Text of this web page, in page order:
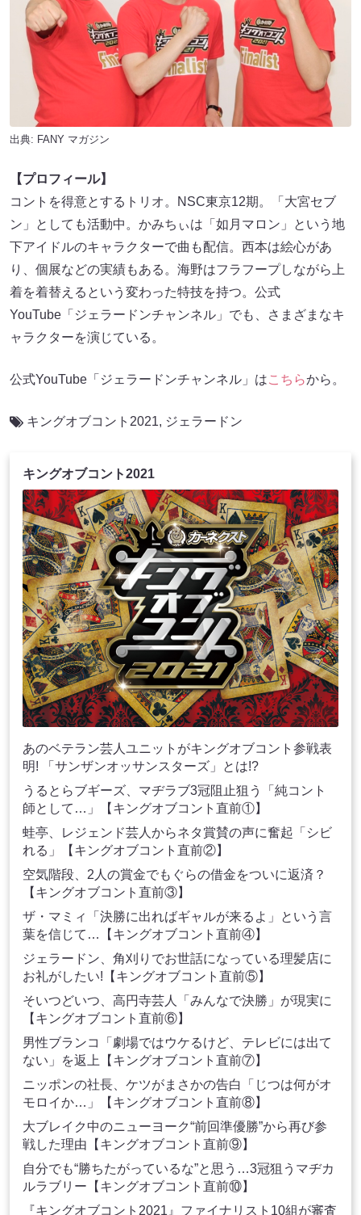
出典: FANY マガジン
【プロフィール】
コントを得意とするトリオ。NSC東京12期。「大宮セブ
ン」としても活動中。かみちぃは「如月マロン」という地
下アイドルのキャラクターで曲も配信。西本は絵心があ
り、個展などの実績もある。海野はフラフープしながら上
着を着替えるという変わった特技を持つ。公式
YouTube「ジェラードンチャンネル」でも、さまざまなキ
ャラクターを演じている。
公式YouTube「ジェラードンチャンネル」はこちらから。
キングオブコント2021, ジェラードン
キングオブコント2021
あのベテラン芸人ユニットがキングオブコント参戦表
明! 「サンザンオッサンスターズ」とは!?
うるとらブギーズ、マヂラブ3冠阻止狙う「純コント
師として…」【キングオブコント直前①】
蛙亭、レジェンド芸人からネタ賞賛の声に奮起「シビ
れる」【キングオブコント直前②】
空気階段、2人の賞金でもぐらの借金をついに返済？
【キングオブコント直前③】
ザ・マミィ「決勝に出ればギャルが来るよ」という言
葉を信じて…【キングオブコント直前④】
ジェラードン、角刈りでお世話になっている理髪店に
お礼がしたい!【キングオブコント直前⑤】
そいつどいつ、高円寺芸人「みんなで決勝」が現実に
【キングオブコント直前⑥】
男性ブランコ「劇場ではウケるけど、テレビには出て
ない」を返上【キングオブコント直前⑦】
ニッポンの社長、ケツがまさかの告白「じつは何がオ
モロイか…」【キングオブコント直前⑧】
大ブレイク中のニューヨーク“前回準優勝”から再び参
戦した理由【キングオブコント直前⑨】
自分でも“勝ちたがっているな”と思う…3冠狙うマヂカ
ルラブリー【キングオブコント直前⑩】
『キングオブコント2021』ファイナリスト10組が審査